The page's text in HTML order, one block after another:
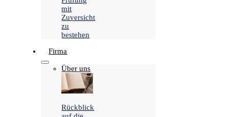
mit
Zuversicht
zu
bestehen
Firma
Über uns
Rückblick